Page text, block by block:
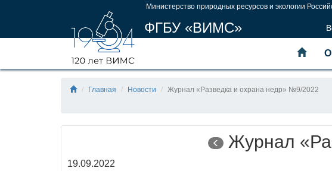
Министерство природных ресурсов и экологии
ФГБУ «ВИМС»
Главная Новости Журнал «Разведка и охрана недр» №9/2022
Журнал
19.09.2022